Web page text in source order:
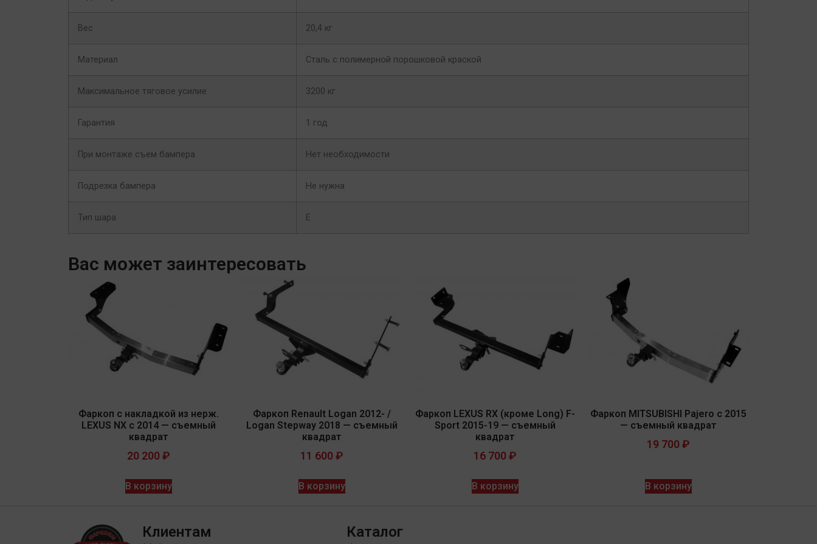
Вес 20,4 кг
Материал Сталь с полимерной порошковой краской
Максимальное тяговое усилие 3200 кг
Гарантия 1 год
При монтаже съем бампера Нет необходимости
Подрезка бампера Не нужна
Тип шара E
Вас может заинтересовать
Фаркоп с накладкой из нерж.
LEXUS NX с 2014 — съемный
квадрат
20 200 ₽
В корзину
Фаркоп Renault Logan 2012- /
Logan Stepway 2018 — съемный
квадрат
11 600 ₽
В корзину
Фаркоп LEXUS RX (кроме Long) F-
Sport 2015-19 — съемный
квадрат
16 700 ₽
В корзину
Фаркоп MITSUBISHI Pajero с 2015
— съемный квадрат
19 700 ₽
В корзину
Клиентам Каталог